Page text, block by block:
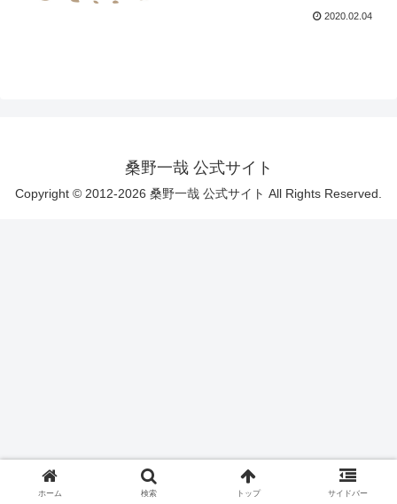
2020.02.04
桑野一哉 公式サイト
Copyright © 2012-2026 桑野一哉 公式サイト All Rights Reserved.
ホーム 検索 トップ サイドバー